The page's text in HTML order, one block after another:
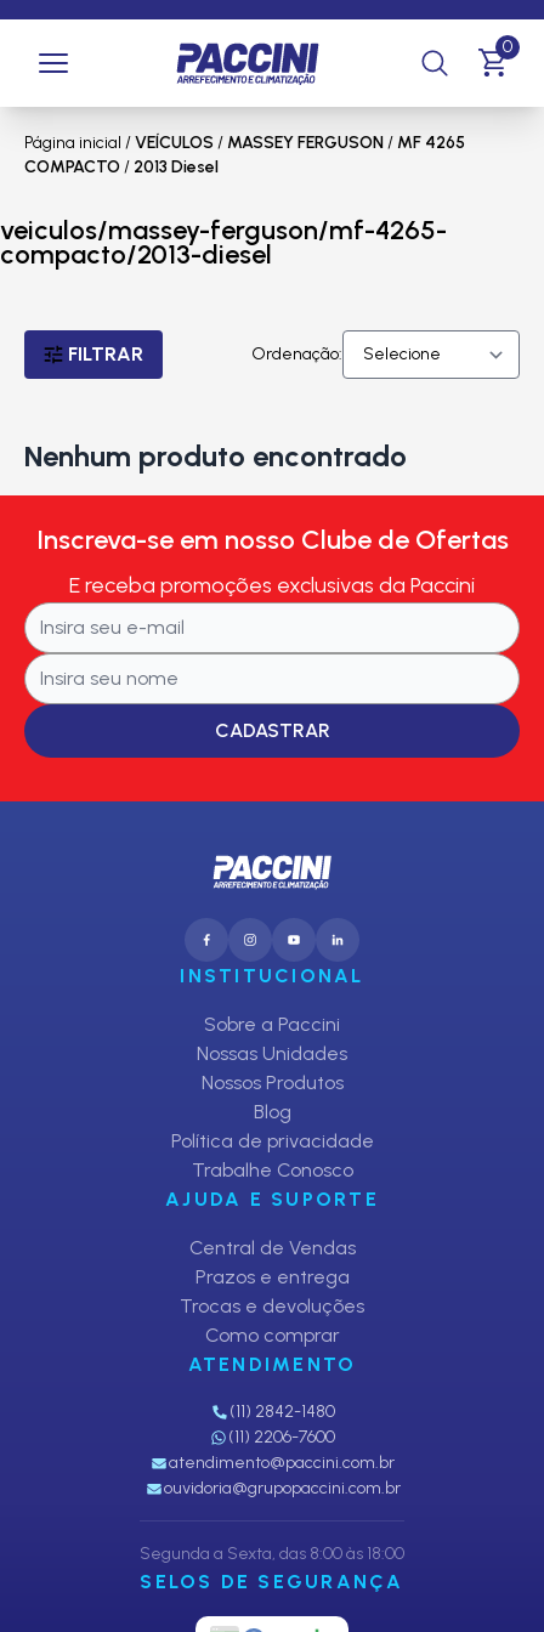
0
Página inicial /VEÍCULOS / MASSEY FERGUSON/ MF 4265
COMPACTO / 2013 Diesel
veiculos/massey-ferguson/mf-4265-
compacto/2013-diesel
FILTRAR Ordenação:
Nenhum produto encontrado
Inscreva-se em nosso Clube de Ofertas
E receba promoções exclusivas da Paccini
CADASTRAR
INSTITUCIONAL
Sobre a Paccini
Nossas Unidades
Nossos Produtos
Blog
Política de privacidade
Trabalhe Conosco
AJUDA E SUPORTE
Central de Vendas
Prazos e entrega
Trocas e devoluções
Como comprar
ATENDIMENTO
(11) 2842-1480
(11) 2206-7600
atendimento@paccini.com.br
ouvidoria@grupopaccini.com.br
Segunda a Sexta, das 8:00 às 18:00
SELOS DE SEGURANÇA